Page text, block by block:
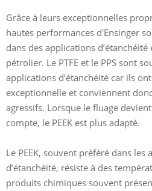
Grâce à leurs exceptionnelles
hautes performances d'Ensinger
dans des applications d’étanchéité
pétrolier. Le PTFE et le PPS sont
applications d’étanchéité car ils
exceptionnelle et conviennent
agressifs. Lorsque le fluage
compte, le PEEK est plus adapté.
Le PEEK, souvent préféré dans les
d’étanchéité, résiste à des
produits chimiques souvent